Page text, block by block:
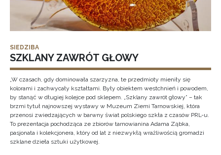
SIEDZIBA
SZKLANY ZAWRÓT GŁOWY
„W czasach, gdy dominowała szarzyzna, te przedmioty mieniły się
kolorami i zachwycały kształtami. Były obiektem westchnień i powodem,
by stanąć w długiej kolejce pod sklepem. „Szklany zawrót głowy” – tak
brzmi tytuł najnowszej wystawy w Muzeum Ziemi Tarnowskiej, która
przenosi zwiedzających w barwny świat polskiego szkła z czasów PRL-u.
To prezentacja pochodząca ze zbiorów tarnowianina Adama Ząbka,
pasjonata i kolekcjonera, który od lat z niezwykłą wrażliwością gromadzi
szklane dzieła sztuki użytkowej.